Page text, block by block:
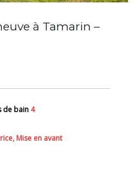
à Tamarin –
de bain 4
Mise en avant